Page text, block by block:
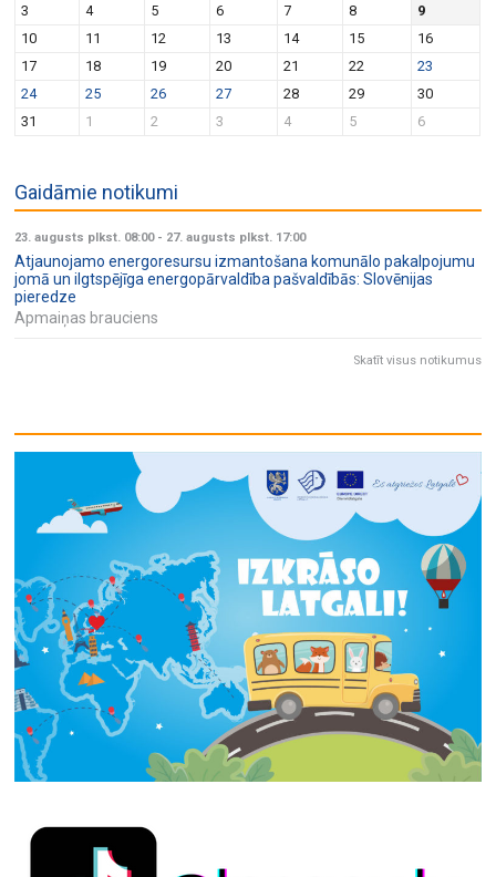
g
a
t
n
3
4 5 6 7 8
9
10
11 12 13 14 15
16
17
18 19 20 21 22
23
24
25 26 27 28 29
30
31
1 2 3 4 5 6
Gaidāmie notikumi
23. augusts plkst. 08:00- 27. augusts plkst. 17:00
Atjaunojamo energoresursu izmantošana komunālo pakalpojumu
jomā un ilgtspējīga energopārvaldība pašvaldībās: Slovēnijas
pieredze
Apmaiņas brauciens
Skatīt visus notikumus